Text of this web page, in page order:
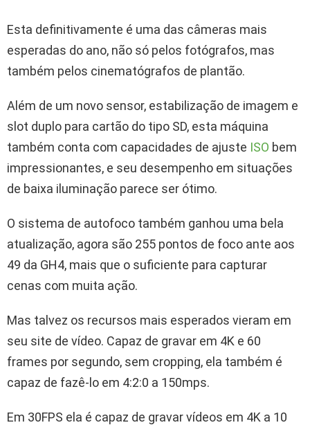
Esta definitivamente é uma das câmeras mais
esperadas do ano, não só pelos fotógrafos, mas
também pelos cinematógrafos de plantão.
Além de um novo sensor, estabilização de imagem e
slot duplo para cartão do tipo SD, esta máquina
também conta com capacidades de ajuste ISO bem
impressionantes, e seu desempenho em situações
de baixa iluminação parece ser ótimo.
O sistema de autofoco também ganhou uma bela
atualização, agora são 255 pontos de foco ante aos
49 da GH4, mais que o suficiente para capturar
cenas com muita ação.
Mas talvez os recursos mais esperados vieram em
seu site de vídeo. Capaz de gravar em 4K e 60
frames por segundo, sem cropping, ela também é
capaz de fazê-lo em 4:2:0 a 150mps.
Em 30FPS ela é capaz de gravar vídeos em 4K a 10